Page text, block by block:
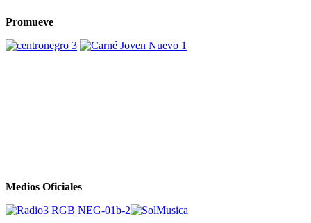
Promueve
Medios Oficiales